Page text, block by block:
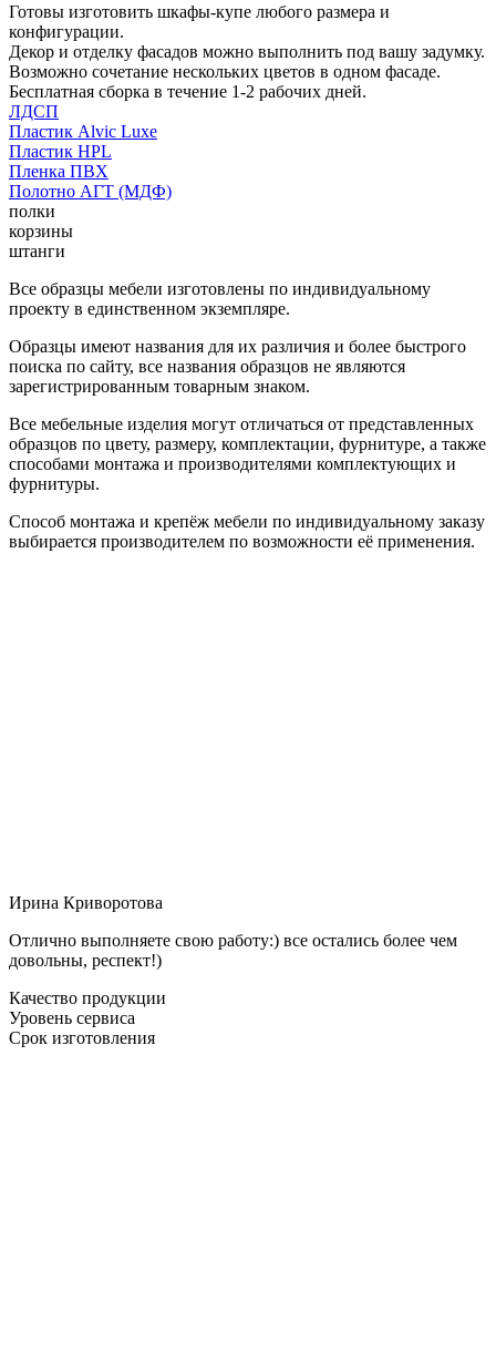
Готовы изготовить шкафы-купе любого размера и
конфигурации.
Декор и отделку фасадов можно выполнить под вашу задумку.
Возможно сочетание нескольких цветов в одном фасаде.
Бесплатная сборка в течение 1-2 рабочих дней.
ЛДСП
Пластик Alvic Luxe
Пластик HPL
Пленка ПВХ
Полотно АГТ (МДФ)
полки
корзины
штанги
Все образцы мебели изготовлены по индивидуальному
проекту в единственном экземпляре.
Образцы имеют названия для их различия и более быстрого
поиска по сайту, все названия образцов не являются
зарегистрированным товарным знаком.
Все мебельные изделия могут отличаться от представленных
образцов по цвету, размеру, комплектации, фурнитуре, а также
способами монтажа и производителями комплектующих и
фурнитуры.
Способ монтажа и крепёж мебели по индивидуальному заказу
выбирается производителем по возможности её применения.
Ирина Криворотова
Отлично выполняете свою работу:) все остались более чем
довольны, респект!)
Качество продукции
Уровень сервиса
Срок изготовления